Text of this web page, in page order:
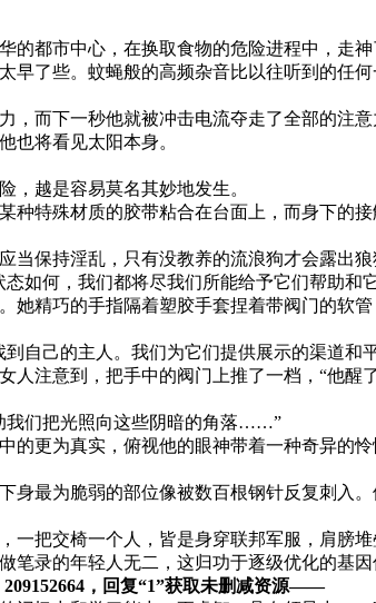
都市中心，在换取食物的危险进程中，走神
早了些。蚊蝇般的高频杂音比以往听到的
，而下一秒他就被冲击电流夺走了全部的
也将看见太阳本身。
，越是容易莫名其妙地发生。
种特殊材质的胶带粘合在台面上，而身下
保持淫乱，只有没教养的流浪狗才会露出狼
如何，我们都将尽我们所能给予它们帮助
精巧的手指隔着塑胶手套捏着带阀门的软
自己的主人。我们为它们提供展示的渠道
注意到，把手中的阀门上推了一档，“他
我们把光照向这些阴暗的角落……”
更为真实，俯视他的眼神带着一种奇异的
最为脆弱的部位像被数百根钢针反复刺入
把交椅一个人，皆是身穿联邦军服，肩膀
录的年轻人无二，这归功于逐级优化的基因
，回复“1”获取未删减资源—​​​​—